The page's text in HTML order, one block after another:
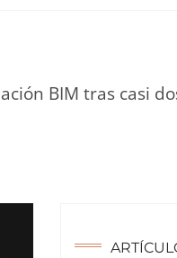
BIM tras casi